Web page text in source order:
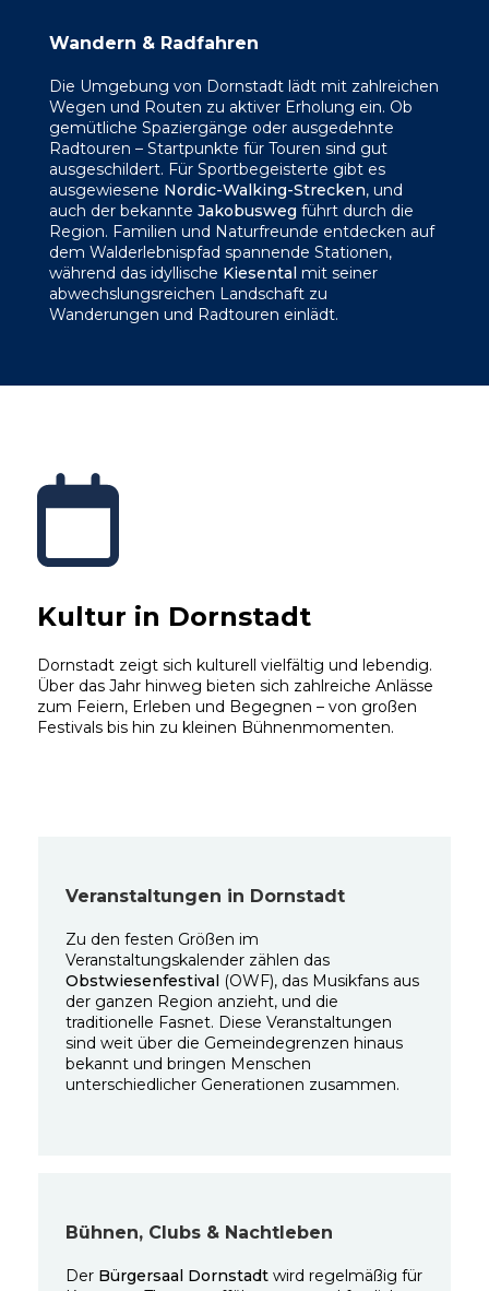
Wandern & Radfahren
Die Umgebung von Dornstadt lädt mit zahlreichen
Wegen und Routen zu aktiver Erholung ein. Ob
gemütliche Spaziergänge oder ausgedehnte
Radtouren – Startpunkte für Touren sind gut
ausgeschildert. Für Sportbegeisterte gibt es
ausgewiesene Nordic-Walking-Strecken, und
auch der bekannte Jakobusweg führt durch die
Region. Familien und Naturfreunde entdecken auf
dem Walderlebnispfad spannende Stationen,
während das idyllische Kiesentalmit seiner
abwechslungsreichen Landschaft zu
Wanderungen und Radtouren einlädt.
Kultur in Dornstadt
Dornstadt zeigt sich kulturell vielfältig und lebendig.
Über das Jahr hinweg bieten sich zahlreiche Anlässe
zum Feiern, Erleben und Begegnen – von großen
Festivals bis hin zu kleinen Bühnenmomenten.
Veranstaltungen in Dornstadt
Zu den festen Größen im
Veranstaltungskalender zählen das
Obstwiesenfestival (OWF), das Musikfans aus
der ganzen Region anzieht, und die
traditionelle Fasnet. Diese Veranstaltungen
sind weit über die Gemeindegrenzen hinaus
bekannt und bringen Menschen
unterschiedlicher Generationen zusammen.
Bühnen, Clubs & Nachtleben
Der Bürgersaal Dornstadt wird regelmäßig für